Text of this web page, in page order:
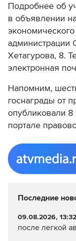
Подробнее об
в объявлении
администрации
Хетагурова, 8.
электронная
Напомним,
госнаграды от
опубликовали
портале
Последние
09.08.2026, 13:32
после легкой